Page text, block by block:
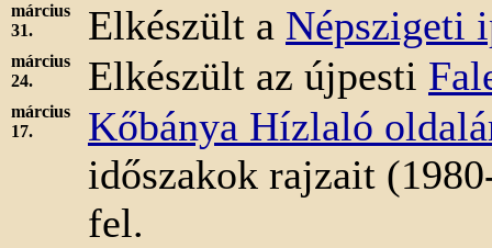
március
31.
Elkészült a Népszigeti
március
24.
Elkészült az újpesti
március
17.
Kőbánya Hízlaló
időszakok rajzait
fel.